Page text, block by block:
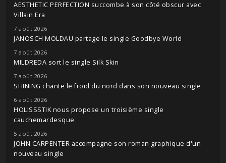
AESTHETIC PERFECTION succombe à son côté obscur avec
Villain Era
7 août 2026
JANOSCH MOLDAU partage le single Goodbye World
7 août 2026
MILDREDA sort le single Silk Skin
7 août 2026
SHINING chante le froid du nord dans son nouveau single
6 août 2026
HOLISSSTIK nous propose un troisième single
cauchemardesque
5 août 2026
JOHN CARPENTER accompagne son roman graphique d'un
nouveau single